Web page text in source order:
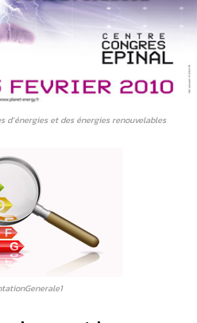
d’énergies et des énergies renouvelables